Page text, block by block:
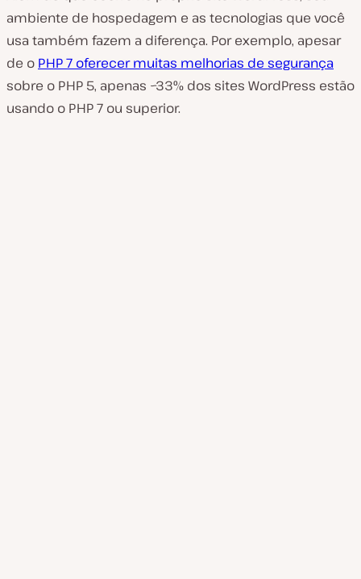
ambiente de hospedagem e as tecnologias que você
usa também fazem a diferença. Por exemplo, apesar
de o PHP 7 oferecer muitas melhorias de segurança
sobre o PHP 5, apenas ~33% dos sites WordPress estão
usando o PHP 7 ou superior.